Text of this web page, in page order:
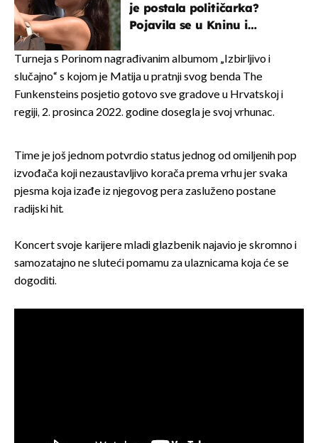
je postala političarka?
Pojavila se u Kninu i
Turneja s Porinom nagrađivanim albumom „Izbirljivo i
slučajno“ s kojom je Matija u pratnji svog benda The
Funkensteins posjetio gotovo sve gradove u Hrvatskoj i
regiji, 2. prosinca 2022. godine dosegla je svoj vrhunac.
Time je još jednom potvrdio status jednog od omiljenih pop
izvođača koji nezaustavljivo korača prema vrhu jer svaka
pjesma koja izađe iz njegovog pera zasluženo postane
radijski hit.
Koncert svoje karijere mladi glazbenik najavio je skromno i
samozatajno ne sluteći pomamu za ulaznicama koja će se
dogoditi.